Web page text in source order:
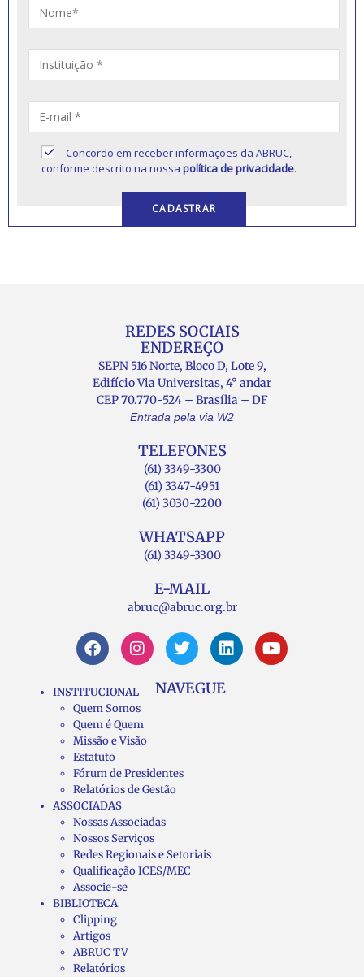
Concordo em receber informações da ABRUC,
conforme descrito na nossapolítica de privacidade.
REDES SOCIAIS
ENDEREÇO
SEPN 516 Norte, Bloco D, Lote 9,
Edifício Via Universitas, 4° andar
CEP 70.770-524 – Brasília – DF
Entrada pela via W2
TELEFONES
(61) 3349-3300
(61) 3347-4951
(61) 3030-2200
WHATSAPP
(61) 3349-3300
E-MAIL
abruc@abruc.org.br
NAVEGUE
INSTITUCIONAL
Quem Somos
Quem é Quem
Missão e Visão
Estatuto
Fórum de Presidentes
Relatórios de Gestão
ASSOCIADAS
Nossas Associadas
Nossos Serviços
Redes Regionais e Setoriais
Qualificação ICES/MEC
Associe-se
BIBLIOTECA
Clipping
Artigos
ABRUC TV
Relatórios